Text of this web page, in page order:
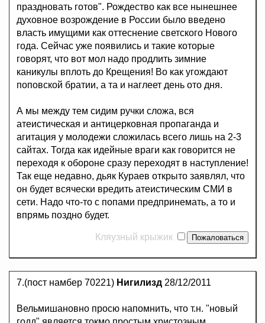
праздновать готов". Рождество как все нынешнее
духовное возрождение в России было введено
власть имущими как оттеснение светского Нового
года. Сейчас уже появились и такие которые
говорят, что вот мол надо продлить зимние
каникулы вплоть до Крещения! Во как угождают
поповской братии, а та и наглеет день ото дня.
А мы между тем сидим ручки сложа, вся
атеистическая и антицерковная пропаганда и
агитация у молодежи сложилась всего лишь на 2-3
сайтах. Тогда как идейные враги как говорится не
переходя к обороне сразу переходят в наступление!
Так еще недавно, дьяк Кураев открыто заявлял, что
он будет всячески вредить атеистическим СМИ в
сети. Надо что-то с попами предпринемать, а то и
впрямь поздно будет.
Кляузный крыжик
7.(пост намбер 70221) Нигилизд 28/12/2011
Вельмишановно просю напомнить, что т.н. "новый